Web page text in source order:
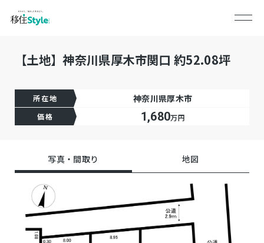
【土地】神奈川県厚木市関口 約52.08坪
所在地 神奈川県厚木市
価格 1,680万円
写真・間取り 地図